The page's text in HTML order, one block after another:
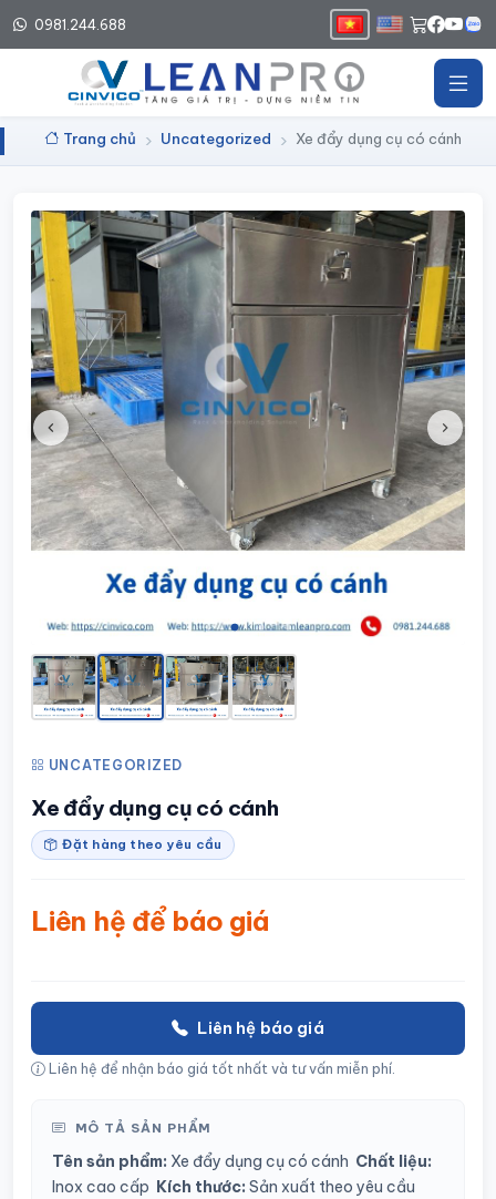
0981.244.688
Trang chủ Uncategorized Xe đẩy dụng cụ có cánh
UNCATEGORIZED
Xe đẩy dụng cụ có cánh
Đặt hàng theo yêu cầu
Liên hệ để báo giá
Liên hệ báo giá
Liên hệ để nhận báo giá tốt nhất và tư vấn miễn phí.
MÔ TẢ SẢN PHẨM
Tên sản phẩm: Xe đẩy dụng cụ có cánh Chất liệu:
Inox cao cấp Kích thước: Sản xuất theo yêu cầu